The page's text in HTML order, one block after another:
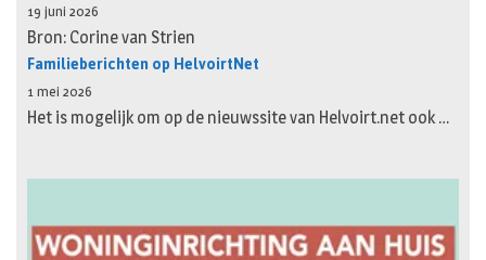
19 juni 2026
Bron: Corine van Strien
Familieberichten op HelvoirtNet
1 mei 2026
Het is mogelijk om op de nieuwssite van Helvoirt.net ook …